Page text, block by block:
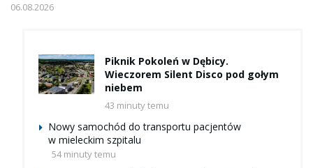
06.08.2026
Piknik Pokoleń w Dębicy.
Wieczorem Silent Disco pod gołym
niebem
43 minuty temu
Nowy samochód do transportu pacjentów
w mieleckim szpitalu
54 minuty temu